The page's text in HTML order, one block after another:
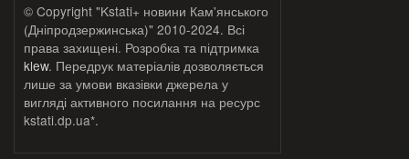
© Copyright "Kstati+ новини Кам'янського
(Дніпродзержинська)" 2010-2024. Всі
права захищені. Розробка та підтримка
klew. Передрук матеріалів дозволяється
лише за умови вказівки джерела у
вигляді активного посилання на ресурс
kstati.dp.ua*.